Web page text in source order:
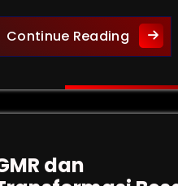
Makan Hemat
Continue Reading
dan